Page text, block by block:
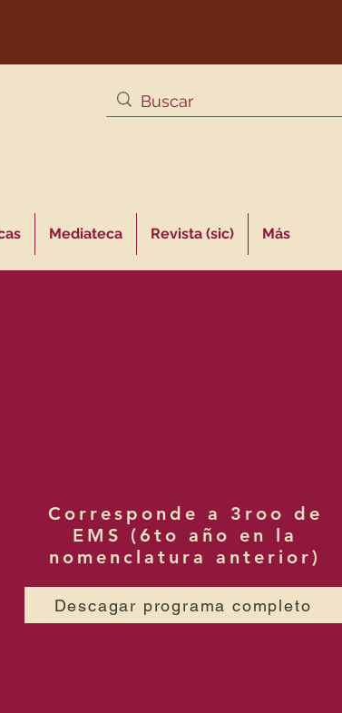
Mediateca Revista (sic) Más
Corresponde a 3roo de
EMS (6to año en la
nomenclatura anterior)
Descagar programa completo